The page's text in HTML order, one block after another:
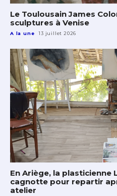
Le Toulousain James
sculptures à Venise
A la une 13 juillet 2026
En Ariège, la plasticienne
cagnotte pour repartir
atelier